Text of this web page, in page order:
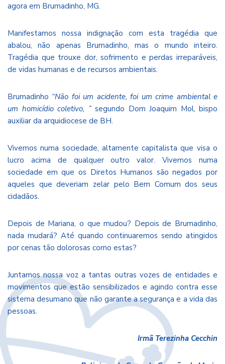
agora em Brumadinho, MG.
Manifestamos nossa indignação com esta tragédia que
abalou, não apenas Brumadinho, mas o mundo inteiro.
Tragédia que trouxe dor, sofrimento e perdas irreparáveis,
de vidas humanas e de recursos ambientais.
Brumadinho “Não foi um acidente, foi um crime ambiental e
um homicídio coletivo, ”segundo Dom Joaquim Mol, bispo
auxiliar da arquidiocese de BH.
Vivemos numa sociedade, altamente capitalista que visa o
lucro acima de qualquer outro valor. Vivemos numa
sociedade em que os Diretos Humanos são negados por
aqueles que deveriam zelar pelo Bem Comum dos seus
cidadãos.
Depois de Mariana, o que mudou? Depois de Brumadinho,
nada mudará? Até quando continuaremos sendo atingidos
por cenas tão dolorosas como estas?
Juntamos nossa voz a tantas outras vozes de entidades e
movimentos que estão sensibilizados e agindo contra esse
sistema desumano que não garante a segurança e a vida das
pessoas.
Irmã Terezinha Cecchin